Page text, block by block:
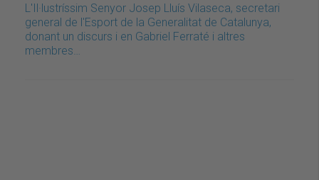
L'Il·lustríssim Senyor Josep Lluís Vilaseca, secretari
general de l'Esport de la Generalitat de Catalunya,
donant un discurs i en Gabriel Ferraté i altres
membres…